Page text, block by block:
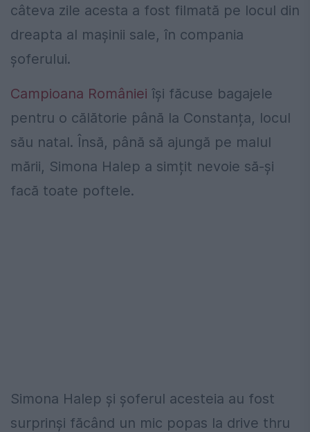
câteva zile acesta a fost filmată pe locul din
dreapta al mașinii sale, în compania
șoferului.
Campioana României își făcuse bagajele
pentru o călătorie până la Constanța, locul
său natal. Însă, până să ajungă pe malul
mării, Simona Halep a simțit nevoie să-și
facă toate poftele.
Simona Halep și șoferul acesteia au fost
surprinși făcând un mic popas la drive thru